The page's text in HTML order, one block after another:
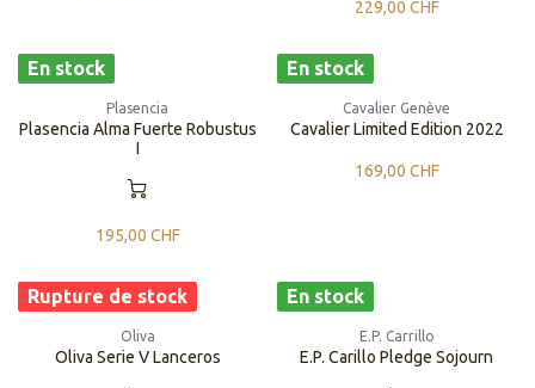
229,00 CHF
En stock
Plasencia
Plasencia Alma Fuerte Robustus
I
195,00 CHF
En stock
Cavalier Genève
Cavalier Limited Edition 2022
169,00 CHF
Rupture de stock
Oliva
Oliva Serie V Lanceros
En stock
E.P. Carrillo
​​E.P. Carillo Pledge Sojourn